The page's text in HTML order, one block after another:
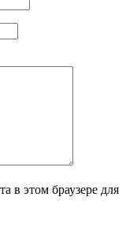
в этом браузере для